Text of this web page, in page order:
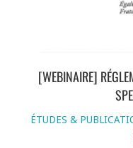
[WEBINAIRE]
ÉTUDES &